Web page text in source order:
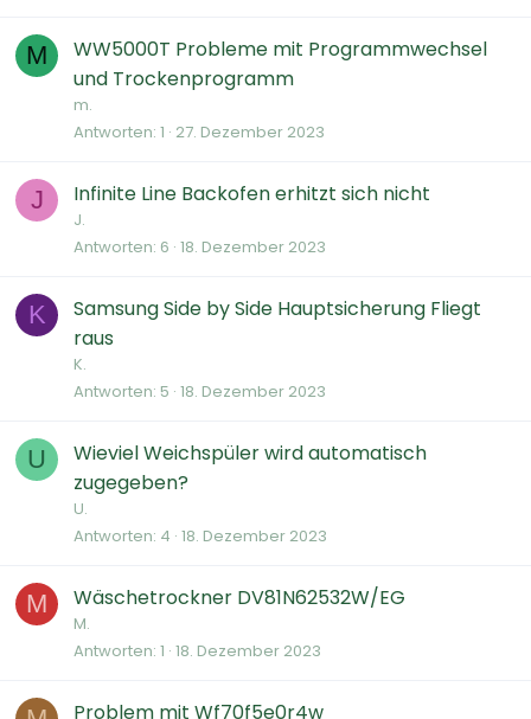
M
WW5000T Probleme mit Programmwechsel
und Trockenprogramm
m.
Antworten 1 27. Dezember 2023
J Infinite Line Backofen erhitzt sich nicht
J.
Antworten 6 18. Dezember 2023
K
Samsung Side by Side Hauptsicherung Fliegt
raus
K.
Antworten 5 18. Dezember 2023
U
Wieviel Weichspüler wird automatisch
zugegeben?
U.
Antworten 4 18. Dezember 2023
M Wäschetrockner DV81N62532W/EG
M.
Antworten 1 18. Dezember 2023
Problem mit Wf70f5e0r4w